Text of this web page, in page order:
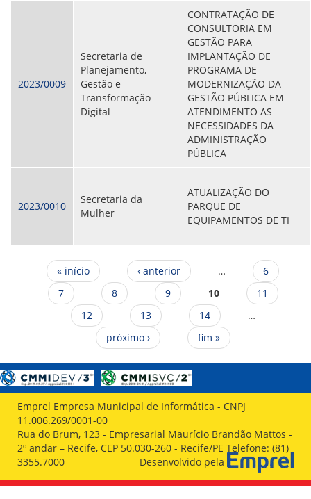
2023/0009
Secretaria de
Planejamento,
Gestão e
Transformação
Digital
CONTRATAÇÃO DE
CONSULTORIA EM
GESTÃO PARA
IMPLANTAÇÃO DE
PROGRAMA DE
MODERNIZAÇÃO DA
GESTÃO PÚBLICA EM
ATENDIMENTO AS
NECESSIDADES DA
ADMINISTRAÇÃO
PÚBLICA
2023/0010
Secretaria da
Mulher
ATUALIZAÇÃO DO
PARQUE DE
EQUIPAMENTOS DE TI
Páginas
« início ‹ anterior …
6
7
8 9 10
11
12
13 14
…
próximo ›
fim »
Emprel Empresa Municipal de Informática - CNPJ
11.006.269/0001-00
Rua do Brum, 123 - Empresarial Maurício Brandão Mattos -
2º andar – Recife, CEP 50.030-260 - Recife/PE Telefone: (81)
3355.7000
Desenvolvido pela